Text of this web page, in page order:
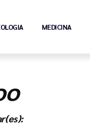
MEDICINA